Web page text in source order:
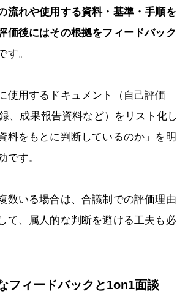
流れや使用する資料・基準・手順を
価後にはその根拠をフィードバック
す。
使用するドキュメント（自己評価
、成果報告資料など）をリスト化し
料をもとに判断しているのか」を明
です。
数いる場合は、合議制での評価理由
て、属人的な判断を避ける工夫も必
フィードバックと1on1面談